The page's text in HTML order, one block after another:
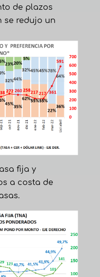
de plazos
se redujo un
fija y
a costa de